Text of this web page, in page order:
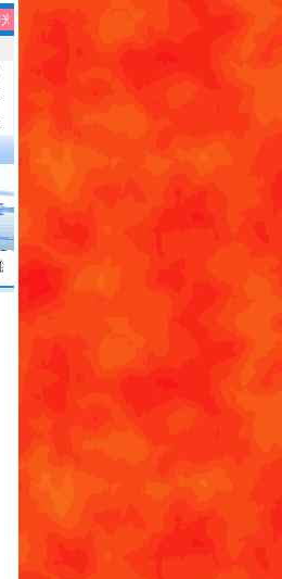
临! 伴您休闲网站，将免费给您带来趣味时事
告宣传和信息发布，有需求者请与我们联系。